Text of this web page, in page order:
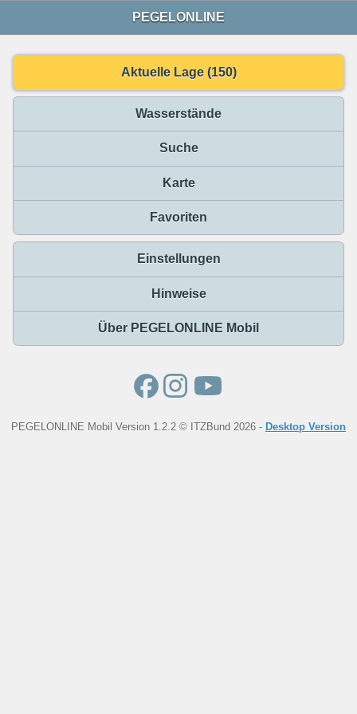
PEGELONLINE
Aktuelle Lage (150)
Wasserstände
Suche
Karte
Favoriten
Einstellungen
Hinweise
Über PEGELONLINE Mobil
PEGELONLINE Mobil Version 1.2.2 © ITZBund 2026 - Desktop Version